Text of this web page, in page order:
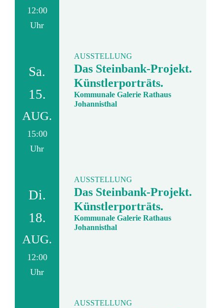
12:00
Uhr
Sa.
15.
AUG.
15:00
Uhr
AUSSTELLUNG
Das Steinbank-Projekt.
Künstlerporträts.
Kommunale Galerie Rathaus
Johannisthal
Di.
18.
AUG.
12:00
Uhr
AUSSTELLUNG
Das Steinbank-Projekt.
Künstlerporträts.
Kommunale Galerie Rathaus
Johannisthal
AUSSTELLUNG